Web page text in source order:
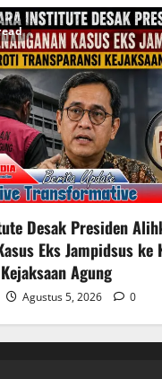
Desak Presiden
Eks Jampidsus ke
Agung
Agustus 5, 2026 0